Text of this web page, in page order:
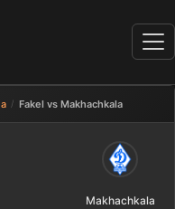
Fakel vs Makhachkala
—
Makhachkala